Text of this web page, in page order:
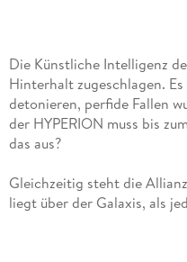
Die Künstliche Intelligenz
Hinterhalt zugeschlagen.
detonieren, perfide Fallen
der HYPERION muss bis
das aus?
Gleichzeitig steht die